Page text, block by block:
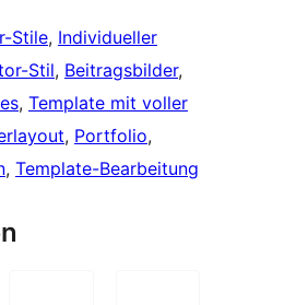
Stile, Individueller
Stil, Beitragsbilder
, Template mit voller
, Portfolio
, Template-Bearbeitung